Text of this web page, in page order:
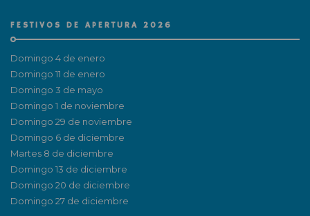
FESTIVOS DE APERTURA 2026
Domingo 4 de enero
Domingo 11 de enero
Domingo 3 de mayo
Domingo 1 de noviembre
Domingo 29 de noviembre
Domingo 6 de diciembre
Martes 8 de diciembre
Domingo 13 de diciembre
Domingo 20 de diciembre
Domingo 27 de diciembre